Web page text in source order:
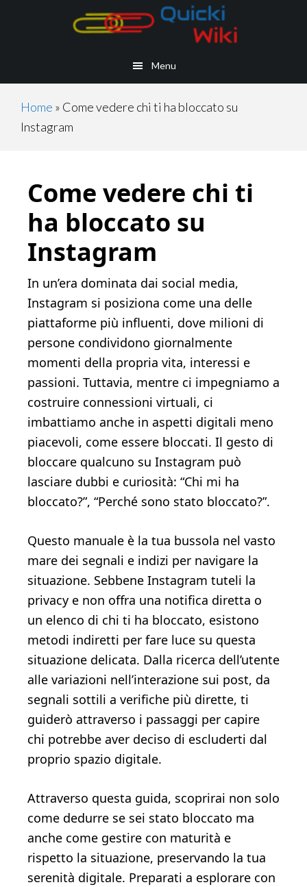
Menu
Home » Come vedere chi ti ha bloccato su
Instagram
Come vedere chi ti
ha bloccato su
Instagram
In un’era dominata dai social media,
Instagram si posiziona come una delle
piattaforme più influenti, dove milioni di
persone condividono giornalmente
momenti della propria vita, interessi e
passioni. Tuttavia, mentre ci impegniamo a
costruire connessioni virtuali, ci
imbattiamo anche in aspetti digitali meno
piacevoli, come essere bloccati. Il gesto di
bloccare qualcuno su Instagram può
lasciare dubbi e curiosità: “Chi mi ha
bloccato?”, “Perché sono stato bloccato?”.
Questo manuale è la tua bussola nel vasto
mare dei segnali e indizi per navigare la
situazione. Sebbene Instagram tuteli la
privacy e non offra una notifica diretta o
un elenco di chi ti ha bloccato, esistono
metodi indiretti per fare luce su questa
situazione delicata. Dalla ricerca dell’utente
alle variazioni nell’interazione sui post, da
segnali sottili a verifiche più dirette, ti
guiderò attraverso i passaggi per capire
chi potrebbe aver deciso di escluderti dal
proprio spazio digitale.
Attraverso questa guida, scoprirai non solo
come dedurre se sei stato bloccato ma
anche come gestire con maturità e
rispetto la situazione, preservando la tua
serenità digitale. Preparati a esplorare con